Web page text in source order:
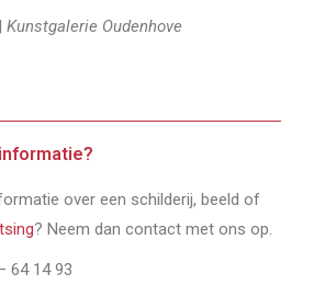
| Kunstgalerie Oudenhove
over een schilderij, beeld of
? Neem dan contact met ons op.
64 14 93